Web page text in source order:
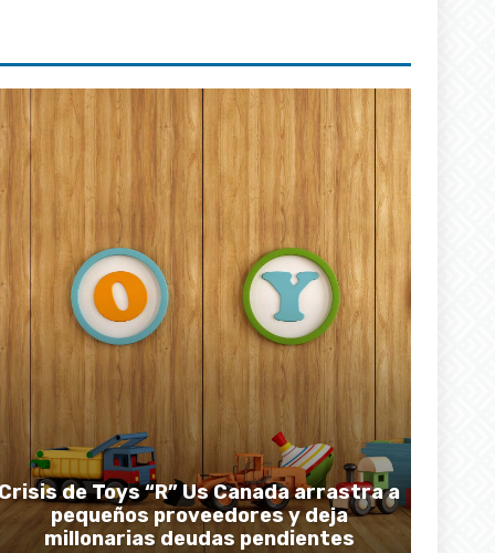
de Toys “R” Us Canada arrastra a
pequeños proveedores y deja
millonarias deudas pendientes